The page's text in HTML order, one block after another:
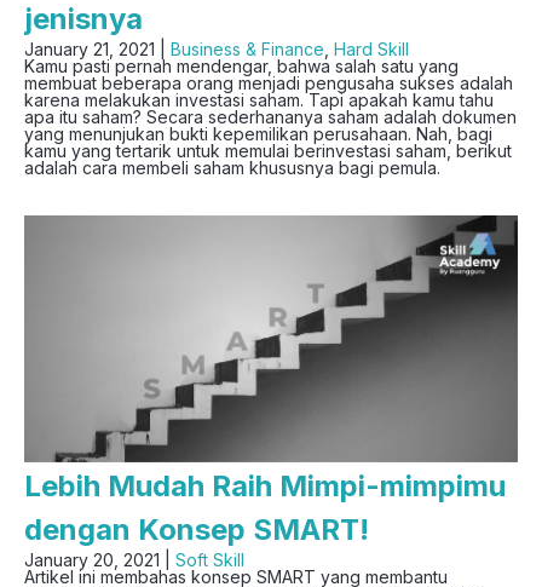
jenisnya
January 21, 2021 | Business & Finance Hard Skill
Kamu pasti pernah mendengar, bahwa salah satu yang
membuat beberapa orang menjadi pengusaha sukses adalah
karena melakukan investasi saham. Tapi apakah kamu tahu
apa itu saham? Secara sederhananya saham adalah dokumen
yang menunjukan bukti kepemilikan perusahaan. Nah, bagi
kamu yang tertarik untuk memulai berinvestasi saham, berikut
adalah cara membeli saham khususnya bagi pemula.
Lebih Mudah Raih Mimpi-mimpimu
dengan Konsep SMART!
January 20, 2021 | Soft Skill
Artikel ini membahas konsep SMART yang membantu